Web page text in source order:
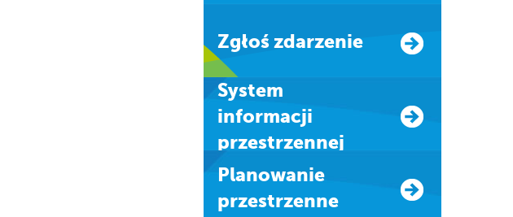
Zgłoś zdarzenie
system
informacji
przestrzennej
Planowanie
przestrzenne